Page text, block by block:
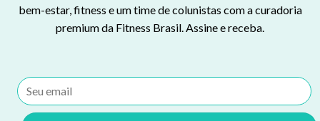
bem-estar, fitness e um time de colunistas com a curadoria
premium da Fitness Brasil. Assine e receba.